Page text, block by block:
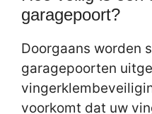
garagepoort?
Doorgaans worden
garagepoorten
voorkomt dat uw